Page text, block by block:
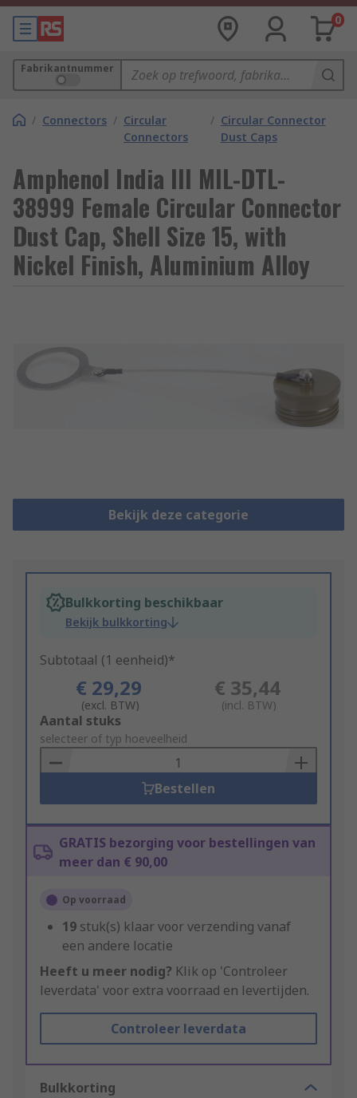
0
Fabrikantnummer
/ Connectors / Circular
Connectors
/ Circular Connector
Dust Caps
Amphenol India III MIL-DTL-
38999 Female Circular Connector
Dust Cap, Shell Size 15, with
Nickel Finish, Aluminium Alloy
Bekijk deze categorie
Bulkkorting beschikbaar
Bekijk bulkkorting
Subtotaal (1 eenheid)*
€ 29,29
(excl. BTW)
€ 35,44
(incl. BTW)
Add
to
Basket
Aantal stuks
selecteer of typ hoeveelheid
Bestellen
GRATIS bezorging voor bestellingen van
meer dan € 90,00
Op voorraad
19 stuk(s) klaar voor verzending vanaf
een andere locatie
Heeft u meer nodig? Klik op 'Controleer
leverdata' voor extra voorraad en levertijden.
Controleer leverdata
Bulkkorting